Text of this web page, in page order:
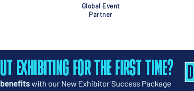
Global Event
Partner